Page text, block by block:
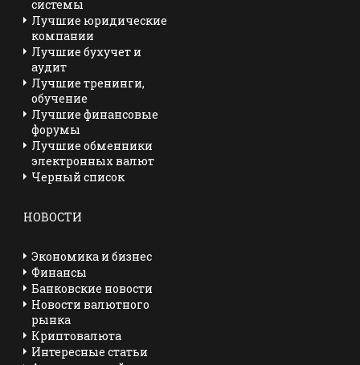
системы
Лучшие юридические
компании
Лучшие бухучет и
аудит
Лучшие тренинги,
обучение
Лучшие финансовые
форумы
Лучшие обменники
электронных валют
Черный список
НОВОСТИ
Экономика и бизнес
Финансы
Банковские новости
Новости валютного
рынка
Криптовалюта
Интересные статьи